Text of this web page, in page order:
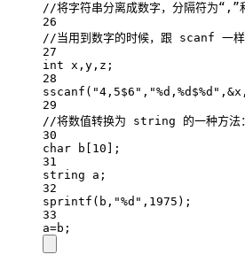
//将字符串分离成数字，分隔符为“,”
26
//当用到数字的时候，跟 scanf 一样
27
int x,y,z;
28
sscanf ( "4,5$6" , "%d , %d $%d " , &x,
29
//将数值转换为 string 的一种方法
30
char b[ 10 ];
31
string a;
32
sprintf (b, "%d " , 1975 );
33
a=b;